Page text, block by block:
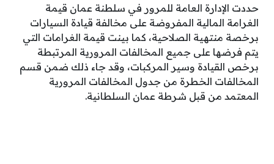
حددت الإدارة العامة للمرور في سلطنة عمان قيمة
الغرامة المالية المفروضة على مخالفة قيادة السيارات
برخصة منتهية الصلاحية، كما بينت قيمة الغرامات التي
يتم فرضها على جميع المخالفات المرورية المرتبطة
برخص القيادة وسير المركبات، وقد جاء ذلك ضمن قسم
المخالفات الخطرة من جدول المخالفات المرورية
المعتمد من قبل شرطة عمان السلطانية.